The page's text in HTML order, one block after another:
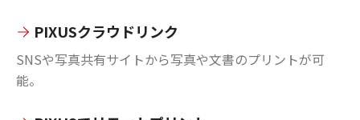
PIXUSクラウドリンク
SNSや写真共有サイトから写真や文書のプリントが可
能。